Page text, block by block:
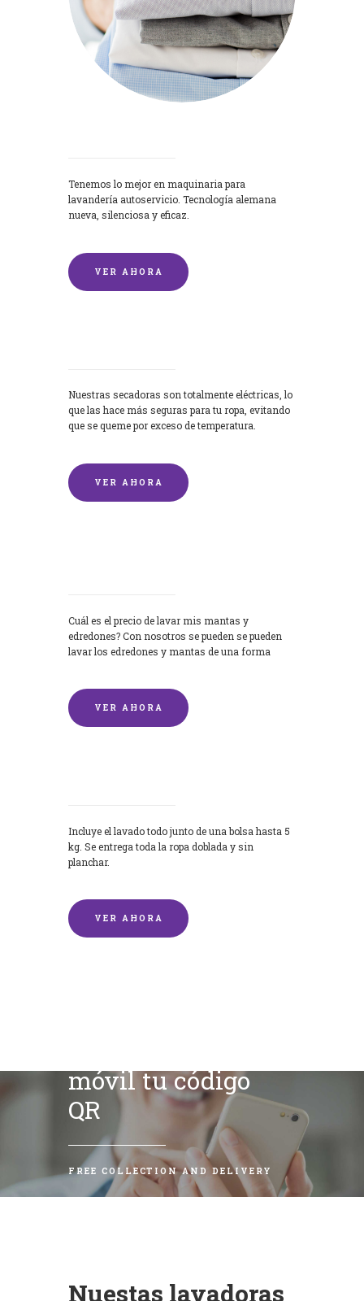
Tenemos lo mejor en maquinaria para
lavandería autoservicio. Tecnología alemana
nueva, silenciosa y eficaz.
VER AHORA
Nuestras secadoras son totalmente eléctricas, lo
que las hace más seguras para tu ropa, evitando
que se queme por exceso de temperatura.
VER AHORA
Cuál es el precio de lavar mis mantas y
edredones? Con nosotros se pueden se pueden
lavar los edredones y mantas de una forma
VER AHORA
Incluye el lavado todo junto de una bolsa hasta 5
kg. Se entrega toda la ropa doblada y sin
planchar.
VER AHORA
móvil tu código
QR
FREE COLLECTION AND DELIVERY
Nuestas lavadoras